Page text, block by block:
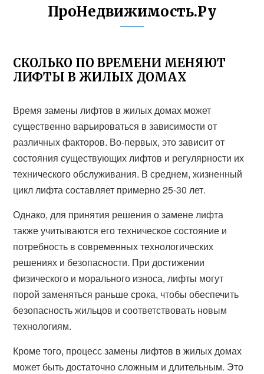
ПроНедвижимость.Ру
СКОЛЬКО ПО ВРЕМЕНИ МЕНЯЮТ
ЛИФТЫ В ЖИЛЫХ ДОМАХ
Время замены лифтов в жилых домах может
существенно варьироваться в зависимости от
различных факторов. Во-первых, это зависит от
состояния существующих лифтов и регулярности их
технического обслуживания. В среднем, жизненный
цикл лифта составляет примерно 25-30 лет.
Однако, для принятия решения о замене лифта
также учитываются его техническое состояние и
потребность в современных технологических
решениях и безопасности. При достижении
физического и морального износа, лифты могут
порой заменяться раньше срока, чтобы обеспечить
безопасность жильцов и соответствовать новым
технологиям.
Кроме того, процесс замены лифтов в жилых домах
может быть достаточно сложным и длительным. Это